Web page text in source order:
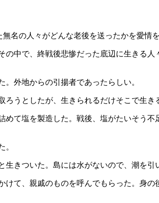
名の人々がどんな老後を送ったかを愛情
中で、終戦後悲惨だった底辺に生きる
外地からの引揚者であったらしい。
うとしたが、生きられるだけそこで生
て塩を製造した。戦後、塩がたいそう
。
きついた。島には水がないので、潮を
て、親戚のものを呼んでもらった。身